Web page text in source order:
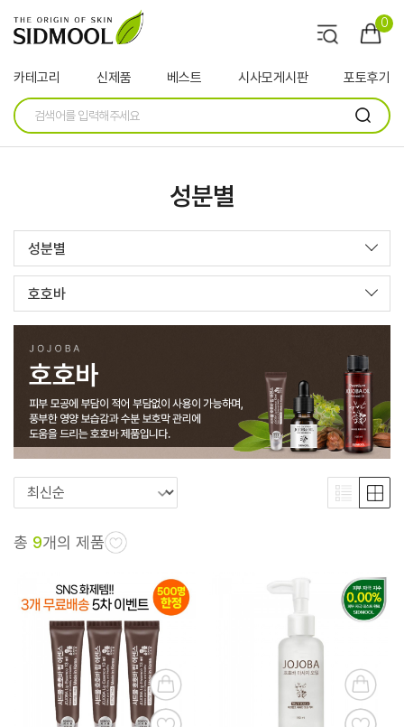
0
카테고리 신제품 베스트 시사모게시판 포토후기
성분별
성분별
호호바
총 9개의 제품